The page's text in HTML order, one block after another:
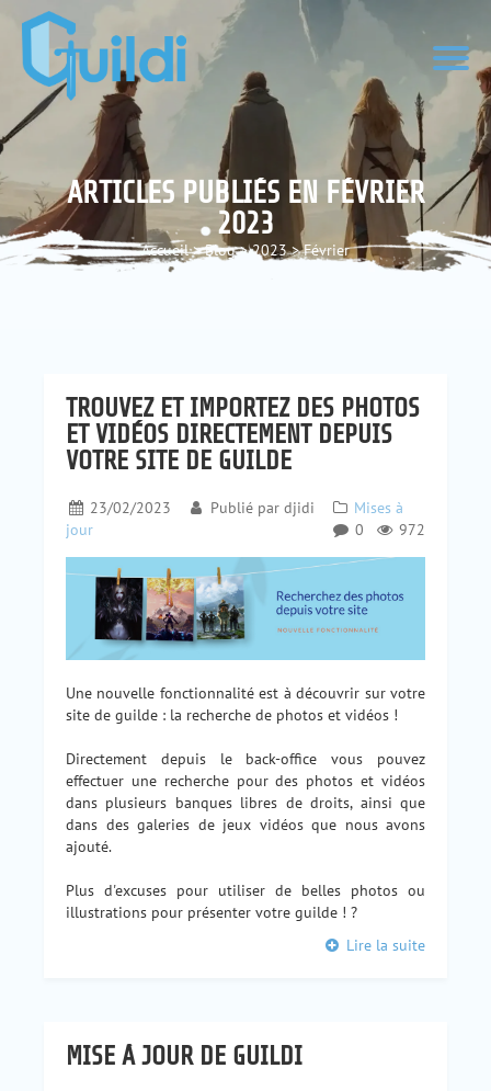
ARTICLES PUBLIÉS EN FÉVRIER
2023
Accueil > Blog > 2023 > Février
TROUVEZ ET IMPORTEZ DES PHOTOS
ET VIDÉOS DIRECTEMENT DEPUIS
VOTRE SITE DE GUILDE
23/02/2023 Publié par djidi
Mises à
jour
972
0
Une nouvelle fonctionnalité est à découvrir sur votre
site de guilde : la recherche de photos et vidéos !
Directement depuis le back-office vous pouvez
effectuer une recherche pour des photos et vidéos
dans plusieurs banques libres de droits, ainsi que
dans des galeries de jeux vidéos que nous avons
ajouté.
Plus d'excuses pour utiliser de belles photos ou
illustrations pour présenter votre guilde ! ?
Lire la suite
MISE À JOUR DE GUILDI